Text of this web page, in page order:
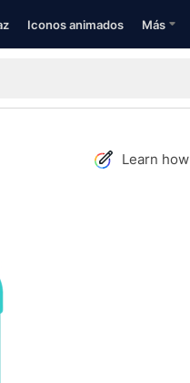
Iconos animados Más
Learn how